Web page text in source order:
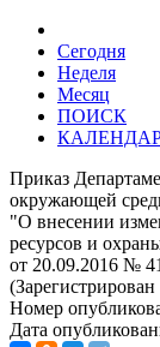
Сегодня
Неделя
Месяц
ПОИСК
Приказ
окружающей
"О внесении
ресурсов и
от 20.09.2016 №
Номер
Дата